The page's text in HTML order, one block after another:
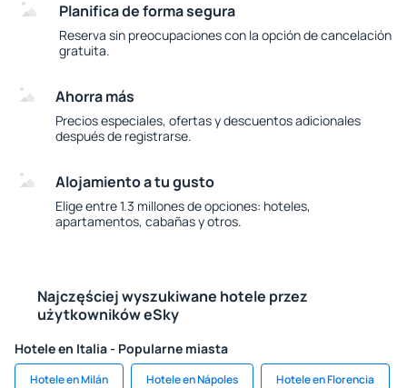
Planifica de forma segura
Reserva sin preocupaciones con la opción de cancelación
gratuita.
Ahorra más
Precios especiales, ofertas y descuentos adicionales
después de registrarse.
Alojamiento a tu gusto
Elige entre 1.3 millones de opciones: hoteles,
apartamentos, cabañas y otros.
Najczęściej wyszukiwane hotele przez
użytkowników eSky
Hotele en Italia - Popularne miasta
Hotele en Milán Hotele en Nápoles Hotele en Florencia